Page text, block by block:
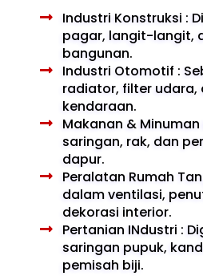
Industri Konstruksi :
pagar, langit-langit,
bangunan.
Industri Otomotif :
radiator, filter udara,
kendaraan.
Makanan &
saringan, rak, dan
dapur.
Peralatan Rumah
dalam ventilasi,
dekorasi interior.
Pertanian INdustri :
saringan pupuk,
pemisah biji.